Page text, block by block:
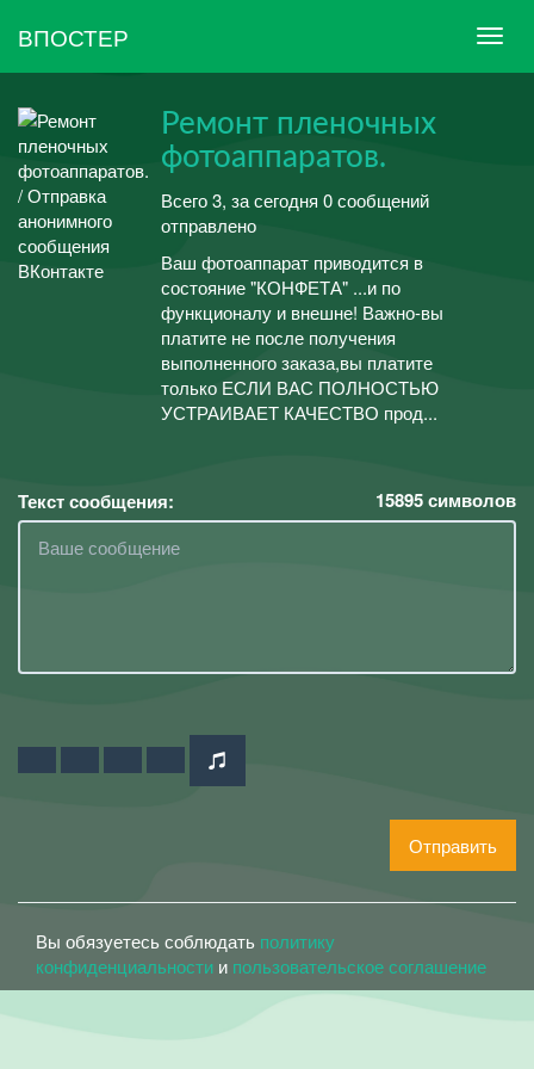
ВПОСТЕР
Ремонт пленочных
фотоаппаратов.
Всего 3, за сегодня 0 сообщений
отправлено
Ваш фотоаппарат приводится в
состояние "КОНФЕТА" ...и по
функционалу и внешне! Важно-вы
платите не после получения
выполненного заказа,вы платите
только ЕСЛИ ВАС ПОЛНОСТЬЮ
УСТРАИВАЕТ КАЧЕСТВО прод...
Текст сообщения: 15895символов
Отправить
Вы обязуетесь соблюдать политику
конфиденциальности и пользовательское соглашение